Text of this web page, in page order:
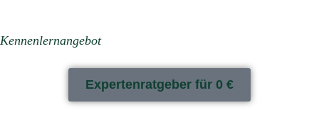
Kennenlernangebot
Expertenratgeber für 0 €